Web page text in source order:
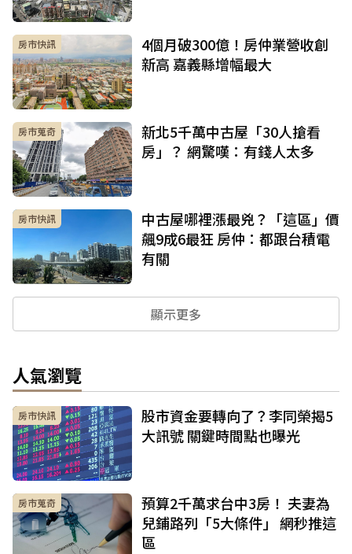
房市快訊
4個月破300億！房仲業營收創
新高 嘉義縣增幅最大
房市蒐奇
新北5千萬中古屋「30人搶看
房」？ 網驚嘆：有錢人太多
房市快訊
中古屋哪裡漲最兇？「這區」價
飆9成6最狂 房仲：都跟台積電
有關
顯示更多
人氣瀏覽
房市快訊
股市資金要轉向了？李同榮揭5
大訊號 關鍵時間點也曝光
房市蒐奇
預算2千萬求台中3房！ 夫妻為
兒鋪路列「5大條件」 網秒推這
區